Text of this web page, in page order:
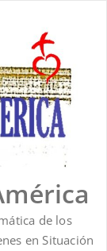
de los
en Situación